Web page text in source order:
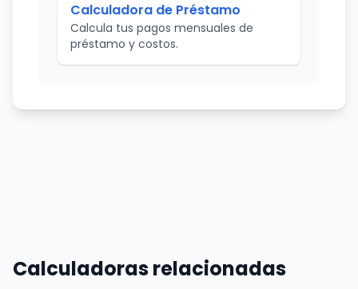
Calculadora de Préstamo
Calcula tus pagos mensuales de
préstamo y costos.
Calculadoras relacionadas